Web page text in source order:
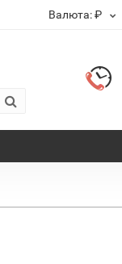
Валюта:₽